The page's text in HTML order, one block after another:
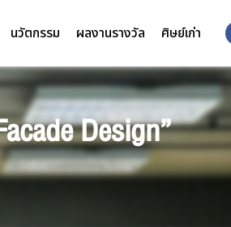
นวัตกรรม ผลงานรางวัล ศิษย์เก่า
Design”